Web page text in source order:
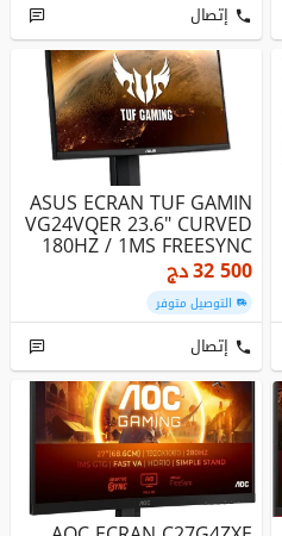
إتصال
ASUS ECRAN TUF GAMIN
VG24VQER 23.6" CURVED
180HZ / 1MS FREESYNC
32 500دج
التوصيل متوفر
إتصال